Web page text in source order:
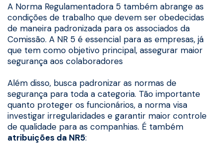
A Norma Regulamentadora 5 também abrange as
condições de trabalho que devem ser obedecidas
de maneira padronizada para os associados da
Comissão. A NR 5 é essencial para as empresas, já
que tem como objetivo principal, assegurar maior
segurança aos colaboradores
Além disso, busca padronizar as normas de
segurança para toda a categoria. Tão importante
quanto proteger os funcionários, a norma visa
investigar irregularidades e garantir maior controle
de qualidade para as companhias. É também
atribuições da NR5: